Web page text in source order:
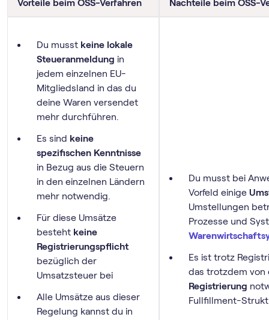
Vorteile beim OSS-Verfahren Nachteile beim OSS-
Du musst keine lokale
Steueranmeldung in
jedem einzelnen EU-
Mitgliedsland in das du
deine Waren versendet
mehr durchführen.
Es sind keine
spezifischen Kenntnisse
in Bezug aus die Steuern
in den einzelnen Ländern
mehr notwendig.
Für diese Umsätze
besteht keine
Registrierungspflicht
bezüglich der
Umsatzsteuer bei
Alle Umsätze aus dieser
Regelung kannst du in
Du musst bei
Vorfeld einige
Umstellungen
Prozesse und
Es ist trotz
das trotzdem von
Registrierung
Fullfillment-